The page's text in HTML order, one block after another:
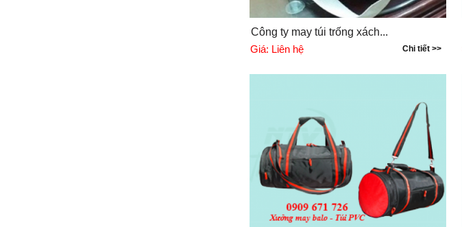
Công ty may túi trống xách...
Chi tiết >>
Giá: Liên hệ